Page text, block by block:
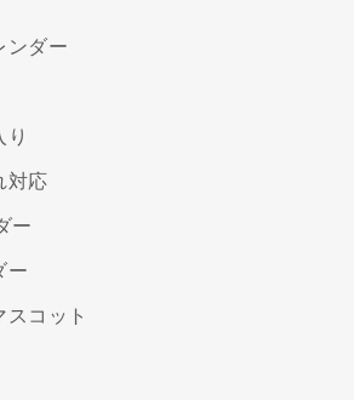
ンダー
り
対応
ー
ー
スコット